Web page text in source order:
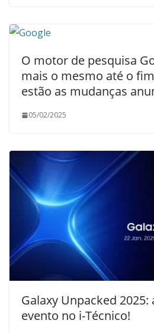
O motor de pesquisa
mais o mesmo até o
estão as mudanças
05/02/2025
Galaxy Unpacked
evento no i-Técnico!